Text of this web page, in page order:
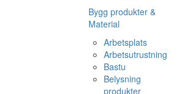
Bygg produkter &
Material
Arbetsplats
Arbetsutrustning
Bastu
Belysning
produkter